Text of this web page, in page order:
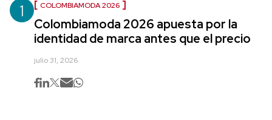
1 COLOMBIAMODA 2026
Colombiamoda 2026 apuesta por la
identidad de marca antes que el precio
julio 31, 2026